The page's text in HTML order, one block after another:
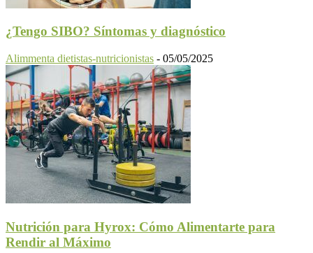
¿Tengo SIBO? Síntomas y diagnóstico
Alimmenta dietistas-nutricionistas - 05/05/2025
Nutrición para Hyrox: Cómo Alimentarte para
Rendir al Máximo